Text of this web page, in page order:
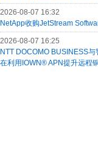
2026-08-07 16:32
NetApp收购JetStream
2026-08-07 16:25
NTT DOCOMO BUSINESS
在利用IOWN® APN提升远程